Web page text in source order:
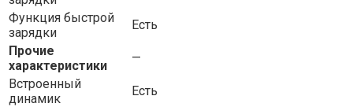
Функция быстрой
зарядки
Есть
Прочие
характеристики
—
Встроенный
динамик
Есть